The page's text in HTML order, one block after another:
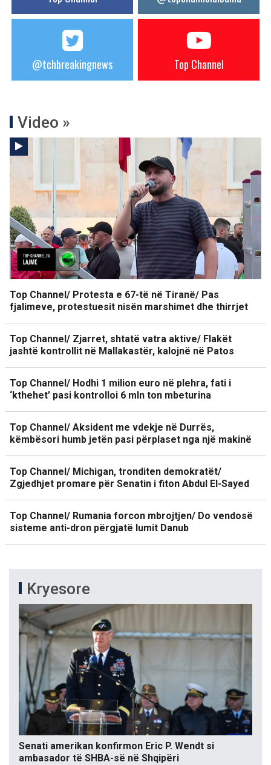
@tchbreakingnews Top Channel
Video »
Top Channel/ Protesta e 67-të në Tiranë/ Pas
fjalimeve, protestuesit nisën marshimet dhe thirrjet
Top Channel/ Zjarret, shtatë vatra aktive/ Flakët
jashtë kontrollit në Mallakastër, kalojnë në Patos
Top Channel/ Hodhi 1 milion euro në plehra, fati i
‘kthehet’ pasi kontrolloi 6 mln ton mbeturina
Top Channel/ Aksident me vdekje në Durrës,
këmbësori humb jetën pasi përplaset nga një makinë
Top Channel/ Michigan, tronditen demokratët/
Zgjedhjet promare për Senatin i fiton Abdul El-Sayed
Top Channel/ Rumania forcon mbrojtjen/ Do vendosë
sisteme anti-dron përgjatë lumit Danub
Kryesore
Senati amerikan konfirmon Eric P. Wendt si
ambasador të SHBA-së në Shqipëri